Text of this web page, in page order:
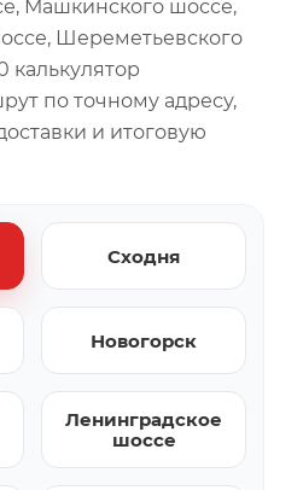
Машкинского шоссе,
Шереметьевского
калькулятор
по точному адресу,
и итоговую
Сходня
Новогорск
Ленинградское
шоссе